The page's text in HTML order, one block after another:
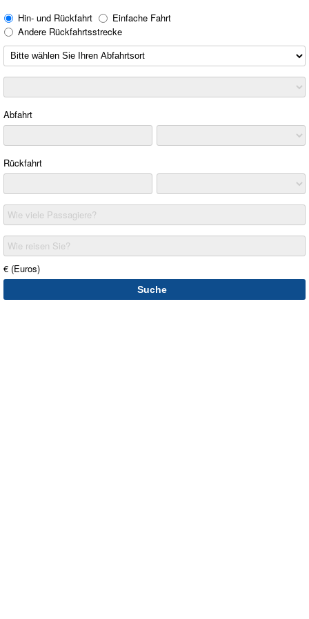
Hin- und Rückfahrt
Einfache Fahrt
Andere Rückfahrtsstrecke
Abfahrt
Rückfahrt
Wie viele Passagiere?
Wie reisen Sie?
€ (Euros)
Suche